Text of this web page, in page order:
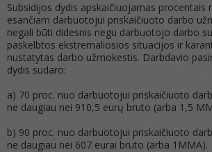
Subsidijos dydis apskaičiuojamas procentais
esančiam darbuotojui priskaičiuoto darbo
negali būti didesnis negu darbuotojo darbo
paskelbtos ekstremaliosios situacijos ir
nustatytas darbo užmokestis. Darbdavio
dydis sudaro:
a) 70 proc. nuo darbuotojui priskaičiuoto
ne daugiau nei 910,5 eurų bruto (arba 1,5
b) 90 proc. nuo darbuotojui priskaičiuoto
ne daugiau nei 607 eurai bruto (arba 1MMA).